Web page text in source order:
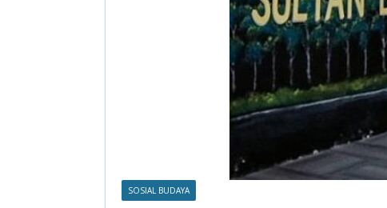
SOSIAL BUDAYA